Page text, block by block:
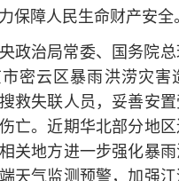
保障人民生命财产安全
政治局常委、国务院
密云区暴雨洪涝灾害
救失联人员，妥善安
亡。近期华北部分地
关地方进一步强化暴